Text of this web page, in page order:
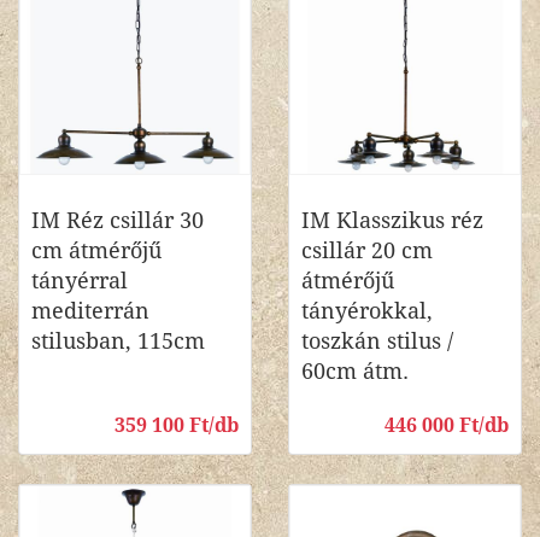
IM Réz csillár 30
cm átmérőjű
tányérral
mediterrán
stilusban, 115cm
359 100 Ft/db
IM Klasszikus réz
csillár 20 cm
átmérőjű
tányérokkal,
toszkán stilus /
60cm átm.
446 000 Ft/db